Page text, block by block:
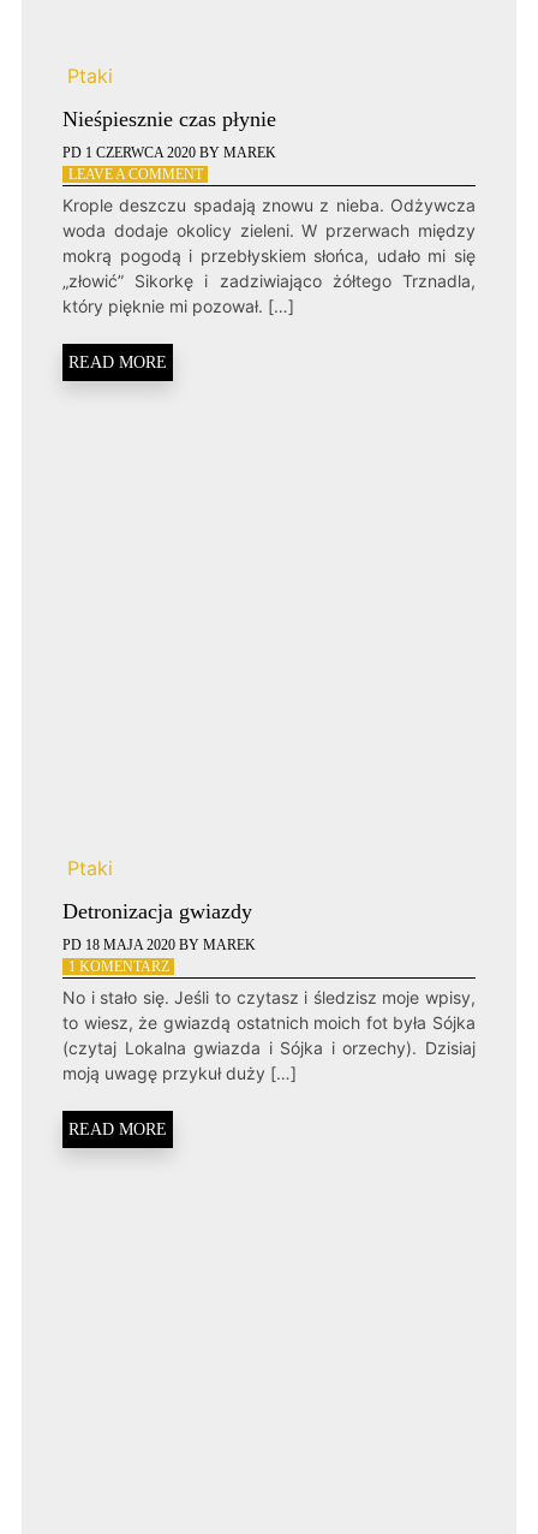
Ptaki
Nieśpiesznie czas płynie
PD 1 CZERWCA 2020 BY MAREK
LEAVE A COMMENTON
CZAS
PŁYNIE
Krople deszczu spadają znowu z nieba. Odżywcza
woda dodaje okolicy zieleni. W przerwach między
mokrą pogodą i przebłyskiem słońca, udało mi się
„złowić” Sikorkę i zadziwiająco żółtego Trznadla,
który pięknie mi pozował. […]
READ MORE
Ptaki
Detronizacja gwiazdy
PD 18 MAJA 2020 BY MAREK
1 KOMENTARZDO
DETRONIZACJA
GWIAZDY
No i stało się. Jeśli to czytasz i śledzisz moje wpisy,
to wiesz, że gwiazdą ostatnich moich fot była Sójka
(czytaj Lokalna gwiazda i Sójka i orzechy). Dzisiaj
moją uwagę przykuł duży […]
READ MORE